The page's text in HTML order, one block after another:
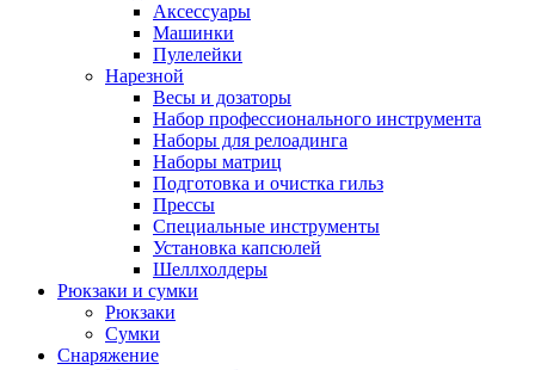
Аксессуары
Машинки
Пулелейки
Нарезной
Весы и дозаторы
Набор профессионального инструмента
Наборы для релоадинга
Наборы матриц
Подготовка и очистка гильз
Прессы
Специальные инструменты
Установка капсюлей
Шеллхолдеры
Рюкзаки и сумки
Рюкзаки
Сумки
Снаряжение